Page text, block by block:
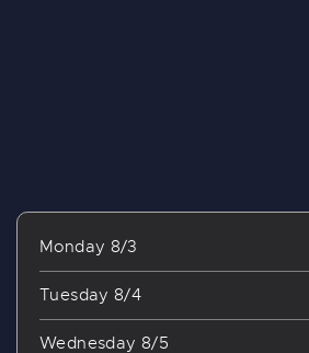
Monday 8/3
Tuesday 8/4
Wednesday 8/5